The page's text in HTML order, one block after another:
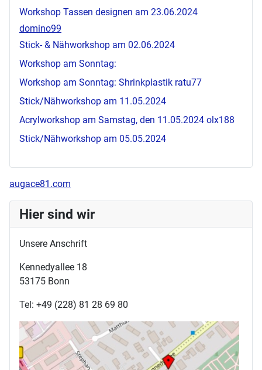
Workshop Tassen designen am 23.06.2024
domino99
Stick- & Nähworkshop am 02.06.2024
Workshop am Sonntag:
Workshop am Sonntag: Shrinkplastik ratu77
Stick/Nähworkshop am 11.05.2024
Acrylworkshop am Samstag, den 11.05.2024 olx188
Stick/Nähworkshop am 05.05.2024
augace81.com
Hier sind wir
Unsere Anschrift
Kennedyallee 18
53175 Bonn
Tel: +49 (228) 81 28 69 80